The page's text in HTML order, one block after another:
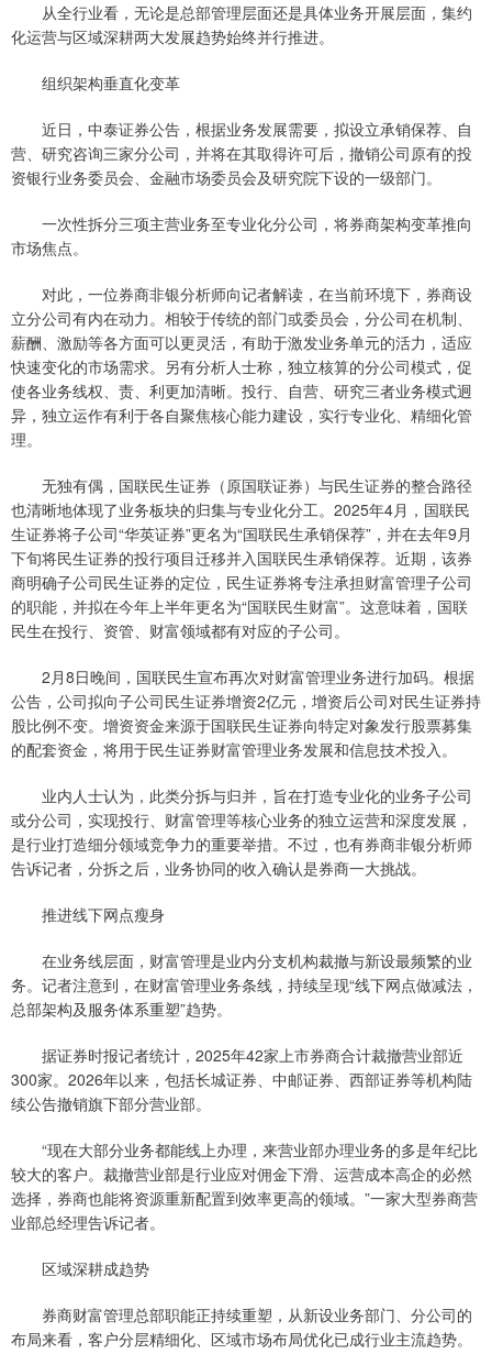
从全行业看，无论是总部管理层面还是具体业务开展层面，集约
化运营与区域深耕两大发展趋势始终并行推进。
组织架构垂直化变革
近日，中泰证券公告，根据业务发展需要，拟设立承销保荐、自
营、研究咨询三家分公司，并将在其取得许可后，撤销公司原有的投
资银行业务委员会、金融市场委员会及研究院下设的一级部门。
一次性拆分三项主营业务至专业化分公司，将券商架构变革推向
市场焦点。
对此，一位券商非银分析师向记者解读，在当前环境下，券商设
立分公司有内在动力。相较于传统的部门或委员会，分公司在机制、
薪酬、激励等各方面可以更灵活，有助于激发业务单元的活力，适应
快速变化的市场需求。另有分析人士称，独立核算的分公司模式，促
使各业务线权、责、利更加清晰。投行、自营、研究三者业务模式迥
异，独立运作有利于各自聚焦核心能力建设，实行专业化、精细化管
理。
无独有偶，国联民生证券（原国联证券）与民生证券的整合路径
也清晰地体现了业务板块的归集与专业化分工。2025年4月，国联民
生证券将子公司“华英证券”更名为“国联民生承销保荐”，并在去年9月
下旬将民生证券的投行项目迁移并入国联民生承销保荐。近期，该券
商明确子公司民生证券的定位，民生证券将专注承担财富管理子公司
的职能，并拟在今年上半年更名为“国联民生财富”。这意味着，国联
民生在投行、资管、财富领域都有对应的子公司。
2月8日晚间，国联民生宣布再次对财富管理业务进行加码。根据
公告，公司拟向子公司民生证券增资2亿元，增资后公司对民生证券持
股比例不变。增资资金来源于国联民生证券向特定对象发行股票募集
的配套资金，将用于民生证券财富管理业务发展和信息技术投入。
业内人士认为，此类分拆与归并，旨在打造专业化的业务子公司
或分公司，实现投行、财富管理等核心业务的独立运营和深度发展，
是行业打造细分领域竞争力的重要举措。不过，也有券商非银分析师
告诉记者，分拆之后，业务协同的收入确认是券商一大挑战。
推进线下网点瘦身
在业务线层面，财富管理是业内分支机构裁撤与新设最频繁的业
务。记者注意到，在财富管理业务条线，持续呈现“线下网点做减法，
总部架构及服务体系重塑”趋势。
据证券时报记者统计，2025年42家上市券商合计裁撤营业部近
300家。2026年以来，包括长城证券、中邮证券、西部证券等机构陆
续公告撤销旗下部分营业部。
“现在大部分业务都能线上办理，来营业部办理业务的多是年纪比
较大的客户。裁撤营业部是行业应对佣金下滑、运营成本高企的必然
选择，券商也能将资源重新配置到效率更高的领域。”一家大型券商营
业部总经理告诉记者。
区域深耕成趋势
券商财富管理总部职能正持续重塑，从新设业务部门、分公司的
布局来看，客户分层精细化、区域市场布局优化已成行业主流趋势。